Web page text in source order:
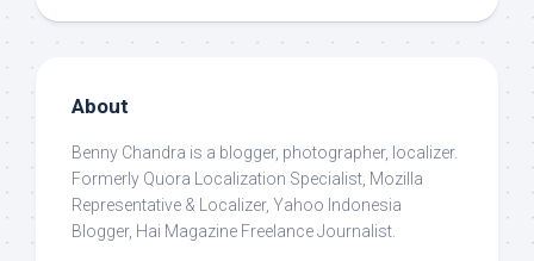
About
Benny Chandra is a blogger, photographer, localizer.
Formerly Quora Localization Specialist, Mozilla
Representative & Localizer, Yahoo Indonesia
Blogger, Hai Magazine Freelance Journalist.